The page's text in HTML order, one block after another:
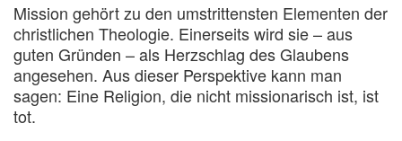
Mission gehört zu den umstrittensten Elementen der
christlichen Theologie. Einerseits wird sie – aus
guten Gründen – als Herzschlag des Glaubens
angesehen. Aus dieser Perspektive kann man
sagen: Eine Religion, die nicht missionarisch ist, ist
tot.